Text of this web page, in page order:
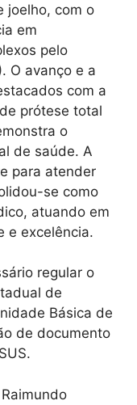
joelho, com o
em
pelo
O avanço e a
com a
prótese total
o
de saúde. A
para atender
se como
atuando em
e excelência.
regular o
de
Básica de
de documento